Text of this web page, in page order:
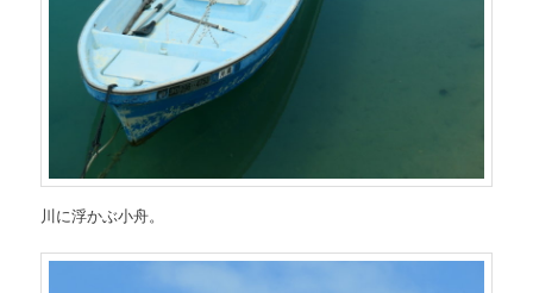
川に浮かぶ小舟。